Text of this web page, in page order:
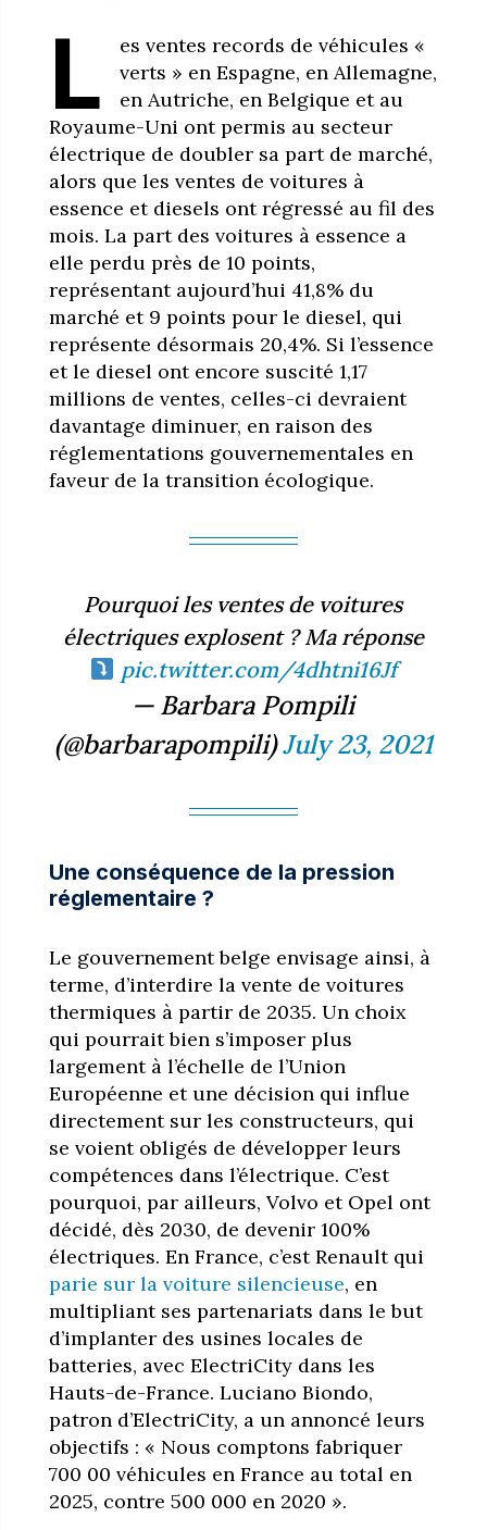
L
es ventes records de véhicules «
verts » en Espagne, en Allemagne,
en Autriche, en Belgique et au
Royaume-Uni ont permis au secteur
électrique de doubler sa part de marché,
alors que les ventes de voitures à
essence et diesels ont régressé au fil des
mois. La part des voitures à essence a
elle perdu près de 10 points,
représentant aujourd’hui 41,8% du
marché et 9 points pour le diesel, qui
représente désormais 20,4%. Si l’essence
et le diesel ont encore suscité 1,17
millions de ventes, celles-ci devraient
davantage diminuer, en raison des
réglementations gouvernementales en
faveur de la transition écologique.
Pourquoi les ventes de voitures
électriques explosent ? Ma réponse
pic.twitter.com/4dhtni16Jf
— Barbara Pompili
(@barbarapompili)July 23, 2021
Une conséquence de la pression
réglementaire ?
Le gouvernement belge envisage ainsi, à
terme, d’interdire la vente de voitures
thermiques à partir de 2035. Un choix
qui pourrait bien s’imposer plus
largement à l’échelle de l’Union
Européenne et une décision qui influe
directement sur les constructeurs, qui
se voient obligés de développer leurs
compétences dans l’électrique. C’est
pourquoi, par ailleurs, Volvo et Opel ont
décidé, dès 2030, de devenir 100%
électriques. En France, c’est Renault qui
parie sur la voiture silencieuse, en
multipliant ses partenariats dans le but
d’implanter des usines locales de
batteries, avec ElectriCity dans les
Hauts-de-France. Luciano Biondo,
patron d’ElectriCity, a un annoncé leurs
objectifs : « Nous comptons fabriquer
700 00 véhicules en France au total en
2025, contre 500 000 en 2020 ».